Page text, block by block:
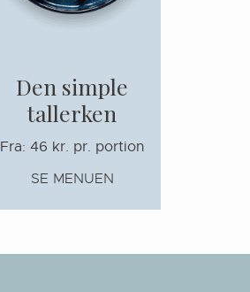
Den simple
tallerken
Fra: 46 kr. pr. portion
SE MENUEN